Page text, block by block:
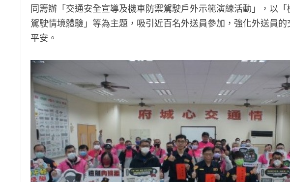
同籌辦「交通安全宣導及機車防禦駕駛戶外示範演練活動」，以
駕駛情境體驗」等為主題，吸引近百名外送員參加，強化外送員
平安。